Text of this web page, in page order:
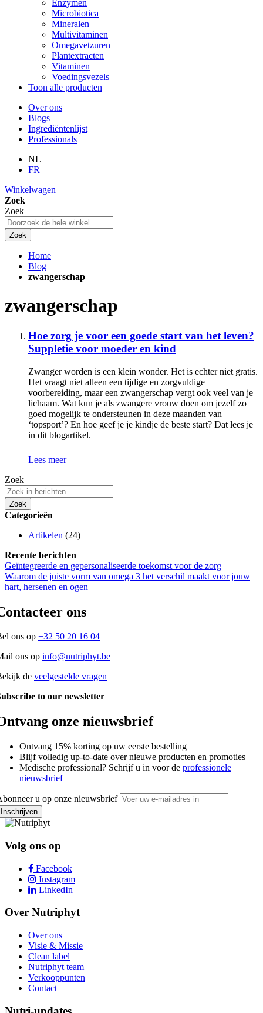
Enzymen
Microbiotica
Mineralen
Multivitaminen
Omegavetzuren
Plantextracten
Vitaminen
Voedingsvezels
Toon alle producten
Over ons
Blogs
Ingrediëntenlijst
Professionals
NL
FR
Winkelwagen
Zoek
Zoek
Zoek
Home
Blog
zwangerschap
zwangerschap
Hoe zorg je voor een goede start van het leven?
Suppletie voor moeder en kind
Zwanger worden is een klein wonder. Het is echter niet gratis.
Het vraagt niet alleen een tijdige en zorgvuldige
voorbereiding, maar een zwangerschap vergt ook veel van je
lichaam. Wat kun je als zwangere vrouw doen om jezelf zo
goed mogelijk te ondersteunen in deze maanden van
‘topsport’? En hoe geef je je kindje de beste start? Dat lees je
in dit blogartikel.
Lees meer
Zoek
Zoek
Categorieën
Artikelen (24)
Recente berichten
Geïntegreerde en gepersonaliseerde toekomst voor de zorg
Waarom de juiste vorm van omega 3 het verschil maakt voor jouw
hart, hersenen en ogen
ons
ons op +32 50 20 16 04
ons op info@nutriphyt.be
de veelgestelde vragen
to our newsletter
onze nieuwsbrief
Ontvang 15% korting op uw eerste bestelling
Blijf volledig up-to-date over nieuwe producten en promoties
Medische professional? Schrijf u in voor de professionele
nieuwsbrief
u op onze nieuwsbrief
Inschrijven
Volg ons op
Facebook
Instagram
LinkedIn
Over Nutriphyt
Over ons
Visie & Missie
Clean label
Nutriphyt team
Verkooppunten
Contact